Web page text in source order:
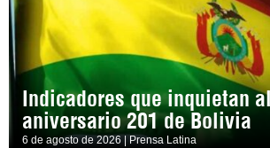
Indicadores que inquietan
aniversario 201 de Bolivia
6 de agosto de 2026 | Prensa Latina